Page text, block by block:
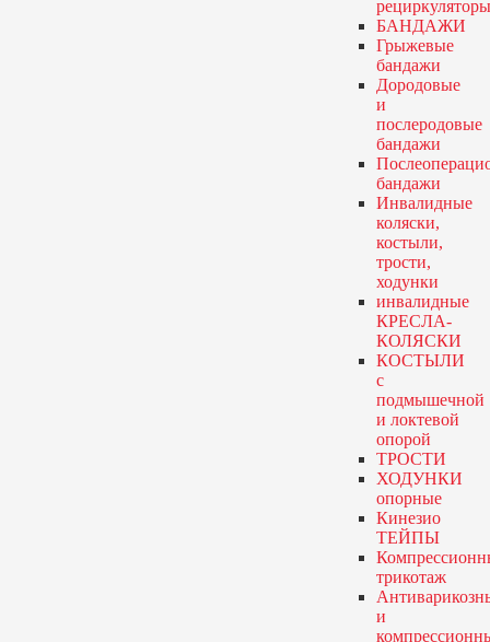
рециркуляторы
БАНДАЖИ
Грыжевые
бандажи
Дородовые
и
послеродовые
бандажи
бандажи
Инвалидные
коляски,
костыли,
трости,
ходунки
инвалидные
КРЕСЛА-
КОЛЯСКИ
КОСТЫЛИ
с
подмышечной
и локтевой
опорой
ТРОСТИ
ХОДУНКИ
опорные
Кинезио
ТЕЙПЫ
трикотаж
и